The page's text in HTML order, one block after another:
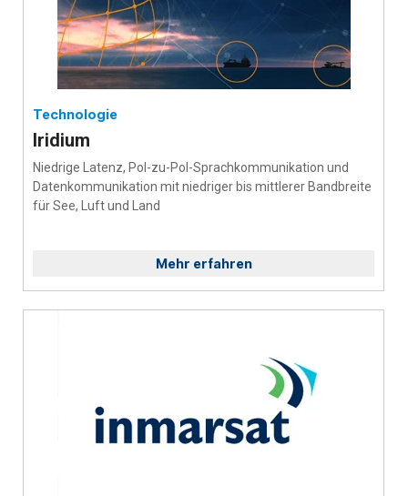
Technologie
Iridium
Niedrige Latenz, Pol-zu-Pol-Sprachkommunikation und
Datenkommunikation mit niedriger bis mittlerer Bandbreite
für See, Luft und Land
Mehr erfahren